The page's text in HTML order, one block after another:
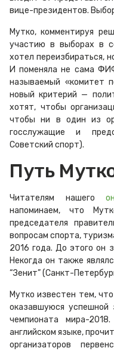
вице-президентов.
Мутко, комментируя
участию в выборах в
хотел переизбираться,
И поменяла не сама
называемый «комитет
новый критерий —
хотят, чтобы
чтобы ни в один из
госслужащие и
Советский спорт).
Путь
Читателям нашего
напоминаем, что
председателя
вопросам спорта,
2016 года. До этого он
Некогда он также
“Зенит” (Санкт-
Мутко известен тем,
оказавшуюся успешной
чемпионата мира-
английском языке,
организаторов